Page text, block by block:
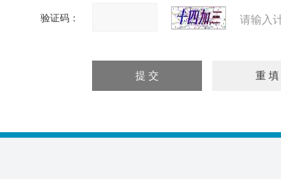
验证码： 请输入